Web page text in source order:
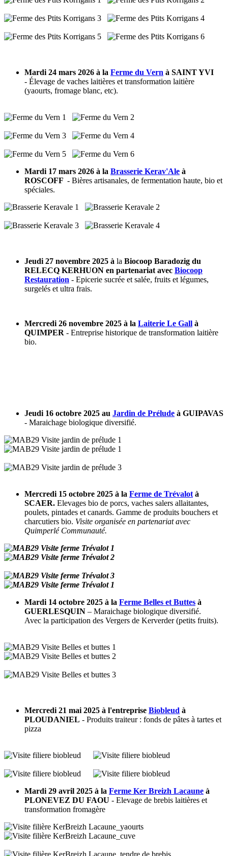
Mardi 24 mars 2026 à la Ferme du Vern à SAINT YVI
- Élevage de vaches laitières et transformation laitière
(yaourts, fromage blanc, etc).
Mardi 17 mars 2026 à la Brasserie Kerav'Ale à
ROSCOFF - Bières artisanales, de fermentation haute, bio et
spéciales.
Jeudi 27 novembre 2025 à la Biocoop Baradozig du
RELECQ KERHUON en partenariat avec Biocoop
Restauration - Epicerie sucrée et salée, fruits et légumes,
surgelés et ultra frais.
Mercredi 26 novembre 2025 à la Laiterie Le Gall à
QUIMPER - Entreprise historique de transformation laitière
bio.
Jeudi 16 octobre 2025 au Jardin de Prélude à GUIPAVAS
- Maraichage biologique diversifié.
Mercredi 15 octobre 2025 à la Ferme de Trévalot à
SCAER. Elevages bio de porcs, vaches salers allaitantes,
poulets, pintades et canards. Gamme de produits bouchers et
charcutiers bio. Visite organisée en partenariat avec
Quimperlé Communauté.
Mardi 14 octobre 2025 à la Ferme Belles et Buttes à
GUERLESQUIN – Maraichage biologique diversifié.
Avec la participation des Vergers de Kerverder (petits fruits).
Mercredi 21 mai 2025 à l'entreprise Biobleud à
PLOUDANIEL - Produits traiteur : fonds de pâtes à tartes et
pizza
Mardi 29 avril 2025 à la Ferme Ker Breizh Lacaune à
PLONEVEZ DU FAOU - Elevage de brebis laitières et
transformation fromagère